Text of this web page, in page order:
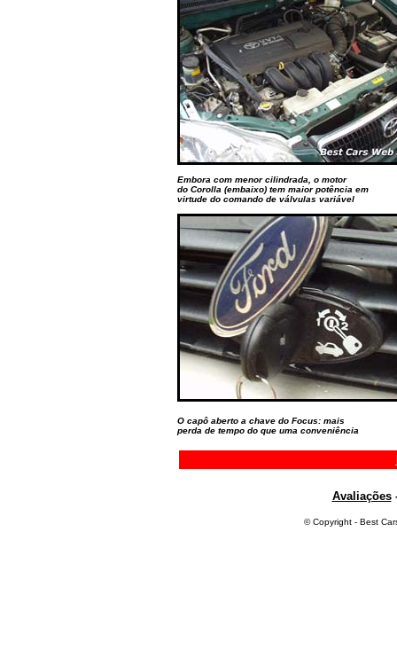
Embora com menor cilindrada, o motor
do Corolla (embaixo) tem maior potência em
virtude do comando de válvulas variável
O capô aberto a chave do Focus: mais
perda de tempo do que uma conveniência
Avaliações
© Copyright - Best